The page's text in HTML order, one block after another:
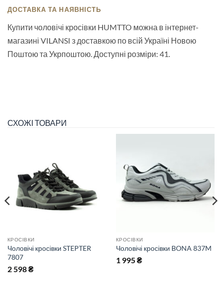
ДОСТАВКА ТА НАЯВНІСТЬ
Купити чоловічі кросівки HUMTTO можна в інтернет-
магазині VILANSI з доставкою по всій Україні Новою
Поштою та Укрпоштою. Доступні розміри: 41.
СХОЖІ ТОВАРИ
КРОСІВКИ
Чоловічі кросівки STEPTER
7807
2 598₴
КРОСІВКИ
Чоловічі кросівки BONA 837M
1 995₴